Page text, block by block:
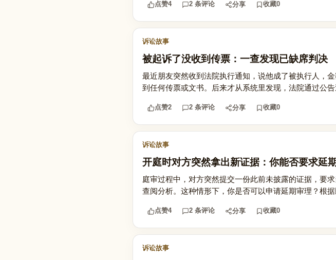
点赞4 2 条评论 分享 收藏0
诉讼故事
被起诉了没收到传票：一查发现已缺席判决
最近朋友突然收到法院执行通知，说他成了被执行人，
到任何传票或文书。后来才从系统里发现，法院通过公
点赞2 2 条评论 分享 收藏0
诉讼故事
开庭时对方突然拿出新证据：你能否要求延
庭审过程中，对方突然提交一份此前未披露的证据，要
查阅分析。这种情形下，你是否可以申请延期审理？根
点赞4 2 条评论 分享 收藏0
诉讼故事